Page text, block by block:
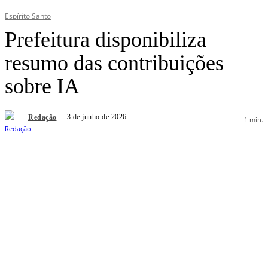
Espírito Santo
Prefeitura disponibiliza
resumo das contribuições
sobre IA
Redação 3 de junho de 2026 1 min.